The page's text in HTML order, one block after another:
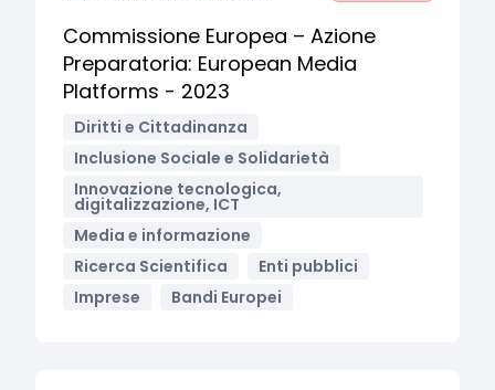
Commissione Europea – Azione
Preparatoria: European Media
Platforms - 2023
Diritti e Cittadinanza
Inclusione Sociale e Solidarietà
Innovazione tecnologica,
digitalizzazione, ICT
Media e informazione
Ricerca Scientifica
Enti pubblici
Imprese
Bandi Europei